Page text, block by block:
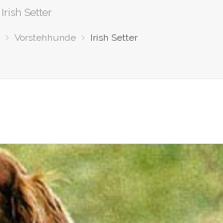
Irish Setter
Vorstehhunde Irish Setter